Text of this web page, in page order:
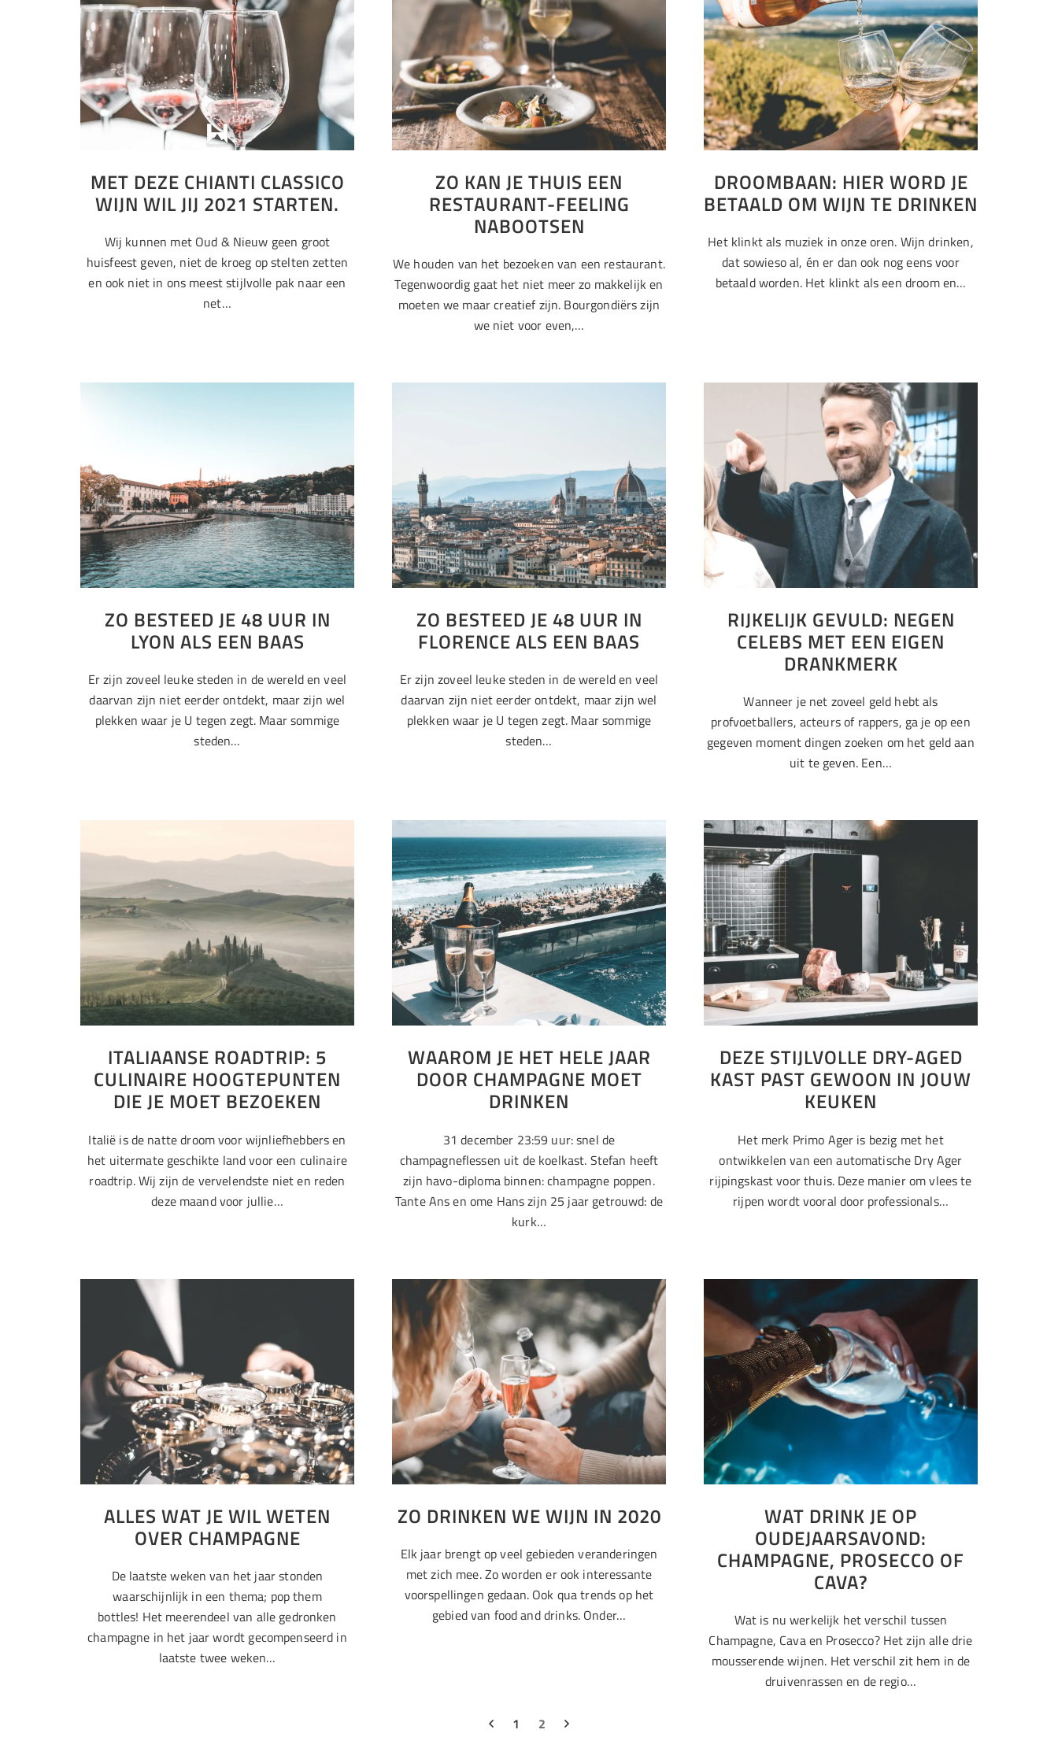
MET DEZE CHIANTI CLASSICO
WIJN WIL JIJ 2021 STARTEN.
Wij kunnen met Oud & Nieuw geen groot
huisfeest geven, niet de kroeg op stelten zetten
en ook niet in ons meest stijlvolle pak naar een
net…
ZO KAN JE THUIS EEN
RESTAURANT-FEELING
NABOOTSEN
We houden van het bezoeken van een restaurant.
Tegenwoordig gaat het niet meer zo makkelijk en
moeten we maar creatief zijn. Bourgondiërs zijn
we niet voor even,…
DROOMBAAN: HIER WORD JE
BETAALD OM WIJN TE DRINKEN
Het klinkt als muziek in onze oren. Wijn drinken,
dat sowieso al, én er dan ook nog eens voor
betaald worden. Het klinkt als een droom en…
ZO BESTEED JE 48 UUR IN
LYON ALS EEN BAAS
Er zijn zoveel leuke steden in de wereld en veel
daarvan zijn niet eerder ontdekt, maar zijn wel
plekken waar je U tegen zegt. Maar sommige
steden…
ZO BESTEED JE 48 UUR IN
FLORENCE ALS EEN BAAS
Er zijn zoveel leuke steden in de wereld en veel
daarvan zijn niet eerder ontdekt, maar zijn wel
plekken waar je U tegen zegt. Maar sommige
steden…
RIJKELIJK GEVULD: NEGEN
CELEBS MET EEN EIGEN
DRANKMERK
Wanneer je net zoveel geld hebt als
profvoetballers, acteurs of rappers, ga je op een
gegeven moment dingen zoeken om het geld aan
uit te geven. Een…
ITALIAANSE ROADTRIP: 5
CULINAIRE HOOGTEPUNTEN
DIE JE MOET BEZOEKEN
Italië is de natte droom voor wijnliefhebbers en
het uitermate geschikte land voor een culinaire
roadtrip. Wij zijn de vervelendste niet en reden
deze maand voor jullie…
WAAROM JE HET HELE JAAR
DOOR CHAMPAGNE MOET
DRINKEN
31 december 23:59 uur: snel de
champagneflessen uit de koelkast. Stefan heeft
zijn havo-diploma binnen: champagne poppen.
Tante Ans en ome Hans zijn 25 jaar getrouwd: de
kurk…
DEZE STIJLVOLLE DRY-AGED
KAST PAST GEWOON IN JOUW
KEUKEN
Het merk Primo Ager is bezig met het
ontwikkelen van een automatische Dry Ager
rijpingskast voor thuis. Deze manier om vlees te
rijpen wordt vooral door professionals…
ALLES WAT JE WIL WETEN
OVER CHAMPAGNE
De laatste weken van het jaar stonden
waarschijnlijk in een thema; pop them
bottles! Het meerendeel van alle gedronken
champagne in het jaar wordt gecompenseerd in
laatste twee weken…
ZO DRINKEN WE WIJN IN 2020
Elk jaar brengt op veel gebieden veranderingen
met zich mee. Zo worden er ook interessante
voorspellingen gedaan. Ook qua trends op het
gebied van food and drinks. Onder…
WAT DRINK JE OP
OUDEJAARSAVOND:
CHAMPAGNE, PROSECCO OF
CAVA?
Wat is nu werkelijk het verschil tussen
Champagne, Cava en Prosecco? Het zijn alle drie
mousserende wijnen. Het verschil zit hem in de
druivenrassen en de regio…
1 2